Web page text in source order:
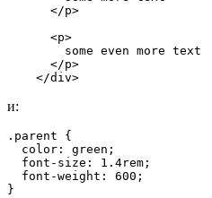
      </p>
      <p>
        some even more text
      </p>
    </div>
и:
.parent {
  color: green;
  font-size: 1.4rem;
  font-weight: 600;
}